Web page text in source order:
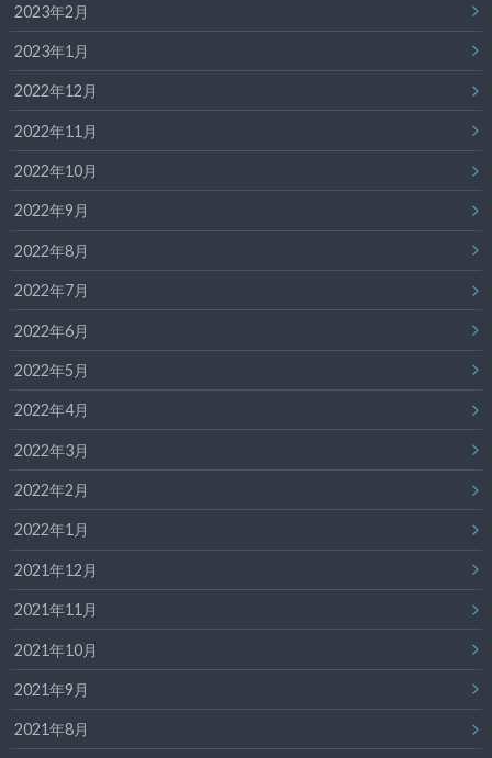
2023年2月
2023年1月
2022年12月
2022年11月
2022年10月
2022年9月
2022年8月
2022年7月
2022年6月
2022年5月
2022年4月
2022年3月
2022年2月
2022年1月
2021年12月
2021年11月
2021年10月
2021年9月
2021年8月